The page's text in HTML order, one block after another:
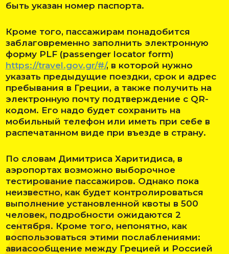
быть указан номер паспорта.
Кроме того, пассажирам понадобится
заблаговременно заполнить электронную
форму PLF (passenger locator form)
https://travel.gov.gr/#/, в которой нужно
указать предыдущие поездки, срок и адрес
пребывания в Греции, а также получить на
электронную почту подтверждение с QR-
кодом. Его надо будет сохранить на
мобильный телефон или иметь при себе в
распечатанном виде при въезде в страну.
По словам Димитриса Харитидиса, в
аэропортах возможно выборочное
тестирование пассажиров. Однако пока
неизвестно, как будет контролироваться
выполнение установленной квоты в 500
человек, подробности ожидаются 2
сентября. Кроме того, непонятно, как
воспользоваться этими послаблениями:
авиасообщение между Грецией и Россией